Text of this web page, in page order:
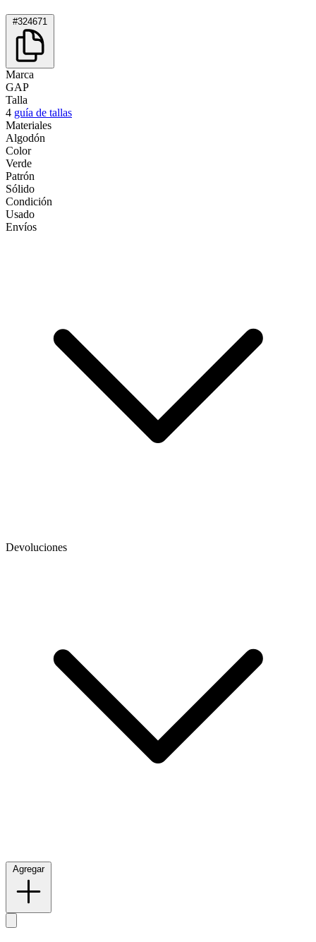
#324671
Marca
GAP
Talla
4 guía de tallas
Materiales
Algodón
Color
Verde
Patrón
Sólido
Condición
Usado
Envíos
Devoluciones
Agregar